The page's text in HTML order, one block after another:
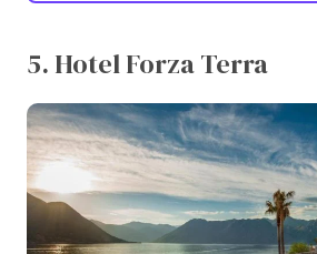
5. Hotel Forza Terra